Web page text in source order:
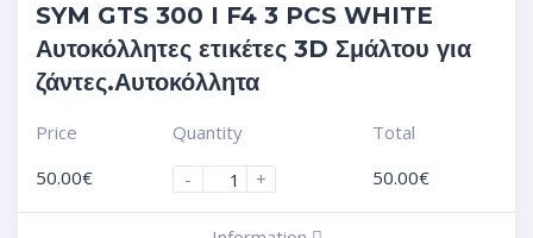
SYM GTS 300 I F4 3 PCS WHITE
Αυτοκόλλητες ετικέτες 3D Σμάλτου για
ζάντες.Αυτοκόλλητα
Price
50.00€
Quantity
-
+
Total
50.00€